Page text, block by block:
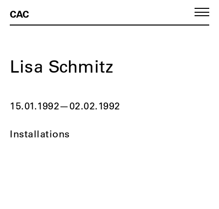
CAC
Lisa Schmitz
15.01.1992—02.02.1992
Installations